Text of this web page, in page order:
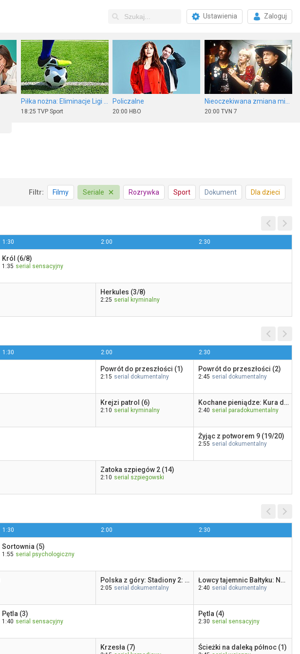
Ustawienia Zaloguj
18:25 TVP Sport
Policzalne
20:00 HBO 20:00 TVN 7
Ballerina. Z uniwersum Johna Wicka
20:00CANAL+ Premium
Złap mnie, jeśli potrafisz
20:00 Stopklatka
Tajne przez poufne
20:10ale kino+
Filtr: Filmy Seriale Rozrywka Sport Dokument Dla dzieci
1:30 2:00 2:30
Król (6/8)
1:35 serial sensacyjny
Herkules (3/8)
2:25 serial kryminalny
1:30 2:00 2:30
Powrót do przeszłości (1)
2:15 serial dokumentalny
Powrót do przeszłości (2)
2:45 serial dokumentalny
Krejzi patrol (6)
2:10 serial kryminalny
Kochane pieniądze: Kura domowa (48)
2:40 serial paradokumentalny
Żyjąc z potworem 9 (19/20)
2:55 serial dokumentalny
Zatoka szpiegów 2 (14)
2:10 serial szpiegowski
1:30 2:00 2:30
Sortownia (5)
1:55 serial psychologiczny
Polska z góry: Stadiony 2: Pogoń Szczecin, Stal Gorzów (4)
2:05 serial dokumentalny
Łowcy tajemnic Bałtyku: Nowe odkrycie (5)
2:40 serial dokumentalny
Pętla (3)
1:40 serial sensacyjny
Pętla (4)
2:30 serial sensacyjny
Krzesła (7) Ścieżki na daleką północ (1)